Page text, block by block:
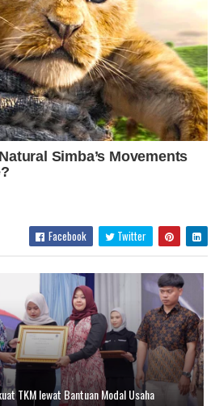
Facebook Twitter
TKM lewat Bantuan Modal Usaha